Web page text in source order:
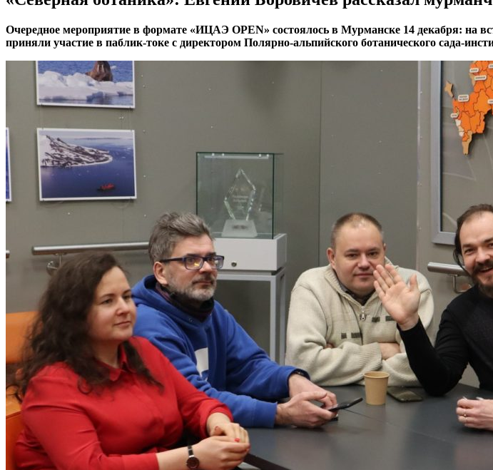
Очередное мероприятие в формате «ИЦАЭ OPEN» состоялось в Мурманске 14 декабря: на
приняли участие в паблик-токе с директором Полярно-альпийского ботанического сада-